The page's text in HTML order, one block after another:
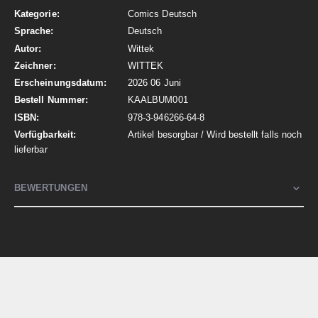
Informationen
Comics Deutsch
Deutsch
Wittek
WITTEK
2026 06 Juni
KAALBUM001
978-3-946266-64-8
Artikel besorgbar / Wird bestellt falls noch
lieferbar
BEWERTUNGEN